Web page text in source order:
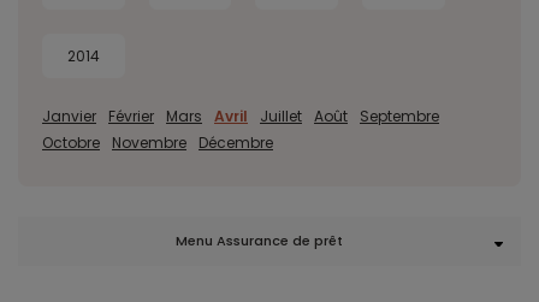
2014
Janvier Février Mars Avril Juillet Août
Septembre
Octobre
Novembre Décembre
Menu Assurance de prêt